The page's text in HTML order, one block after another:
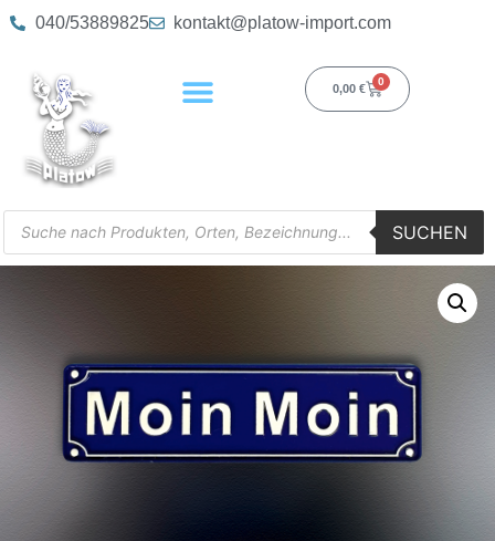
040/53889825 kontakt@platow-import.com
0,00 €
0
SUCHEN